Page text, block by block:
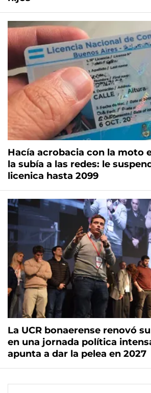
Hacía acrobacia con la moto
la subía a las redes: le
licenica hasta 2099
La UCR bonaerense renovó
en una jornada política
apunta a dar la pelea en 2027